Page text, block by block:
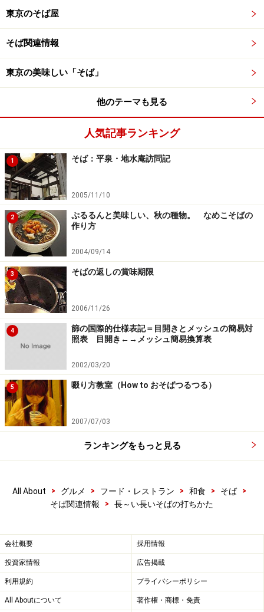
東京のそば屋
そば関連情報
東京の美味しい「そば」
他のテーマも見る
人気記事ランキング
1 そば：平泉・地水庵訪問記
2005/11/10
2
ぷるるんと美味しい、秋の種物。 なめこそばの
作り方
2004/09/14
3 そばの返しの賞味期限
2006/11/26
4
篩の国際的仕様表記＝目開きとメッシュの簡易対
照表 目開き←→メッシュ簡易換算表
2002/03/20
5 啜り方教室（How to おそばつるつる）
2007/07/03
ランキングをもっと見る
All About > グルメ > フード・レストラン > 和食 > そば
>
そば関連情報
> 長～い長いそばの打ちかた
会社概要 採用情報
投資家情報 広告掲載
利用規約 プライバシーポリシー
All Aboutについて 著作権・商標・免責